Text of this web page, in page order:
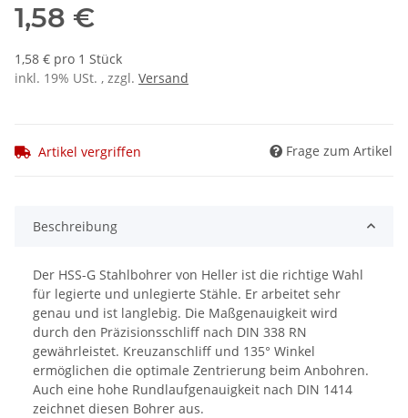
1,58 €
1,58 € pro 1 Stück
inkl. 19% USt. , zzgl. Versand
Artikel vergriffen Frage zum Artikel
Beschreibung
Der HSS-G Stahlbohrer von Heller ist die richtige Wahl
für legierte und unlegierte Stähle. Er arbeitet sehr
genau und ist langlebig. Die Maßgenauigkeit wird
durch den Präzisionsschliff nach DIN 338 RN
gewährleistet. Kreuzanschliff und 135° Winkel
ermöglichen die optimale Zentrierung beim Anbohren.
Auch eine hohe Rundlaufgenauigkeit nach DIN 1414
zeichnet diesen Bohrer aus.